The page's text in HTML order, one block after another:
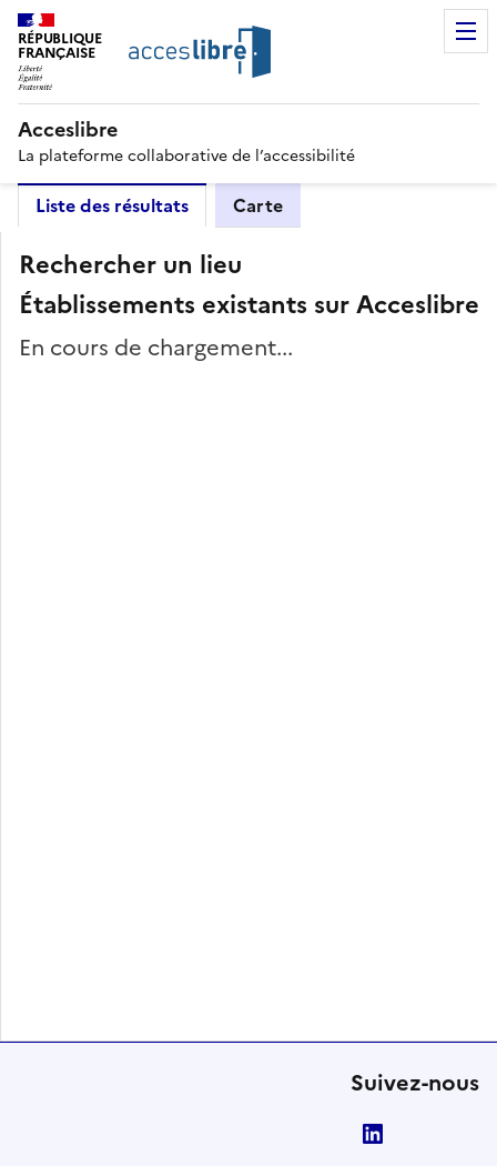
RÉPUBLIQUE
FRANÇAISE
Acceslibre
La plateforme collaborative de l’accessibilité
Liste des résultats Carte
Rechercher un lieu
Établissements existants sur Acceslibre
En cours de chargement...
Suivez-nous